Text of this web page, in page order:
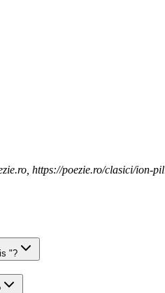
https://poezie.ro/clasici/ion-
"?